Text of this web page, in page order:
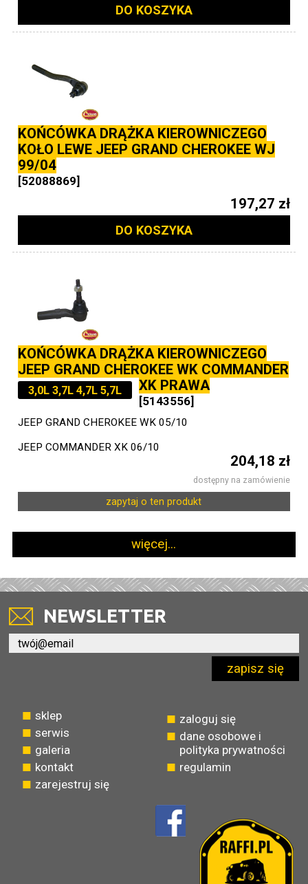
DO KOSZYKA
KOŃCÓWKA DRĄŻKA KIEROWNICZEGO
KOŁO LEWE JEEP GRAND CHEROKEE WJ
99/04
[52088869]
197,27 zł
DO KOSZYKA
KOŃCÓWKA DRĄŻKA KIEROWNICZEGO
JEEP GRAND CHEROKEE WK COMMANDER
XK PRAWA
3,0L 3,7L 4,7L 5,7L
[5143556]
JEEP GRAND CHEROKEE WK 05/10
JEEP COMMANDER XK 06/10
204,18 zł
dostępny na zamówienie
zapytaj o ten produkt
więcej...
NEWSLETTER
zapisz się
sklep
serwis
galeria
kontakt
zarejestruj się
zaloguj się
dane osobowe i
polityka prywatności
regulamin